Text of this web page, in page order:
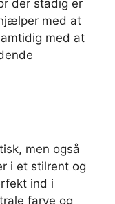
der stadig er
med at
med at
men også
i et stilrent og
ind i
farve og